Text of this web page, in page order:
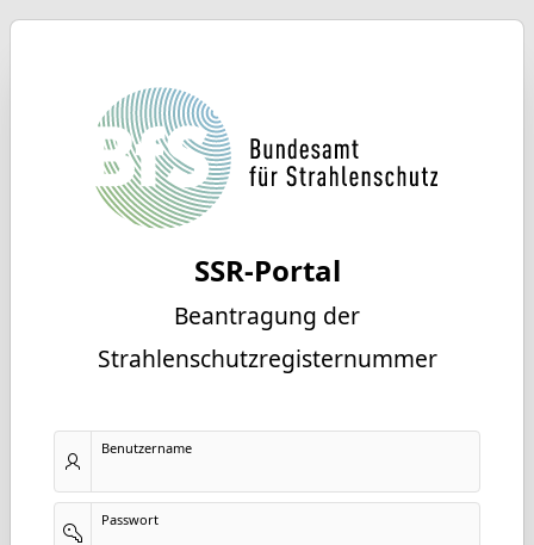
SSR-Portal
Beantragung der
Strahlenschutzregisternummer
Benutzername
Passwort